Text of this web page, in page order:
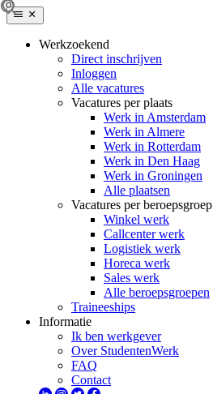
Werkzoekend
Direct inschrijven
Inloggen
Alle vacatures
Vacatures per plaats
Werk in Amsterdam
Werk in Almere
Werk in Rotterdam
Werk in Den Haag
Werk in Groningen
Alle plaatsen
Vacatures per beroepsgroep
Winkel werk
Callcenter werk
Logistiek werk
Horeca werk
Sales werk
Alle beroepsgroepen
Traineeships
Informatie
Ik ben werkgever
Over StudentenWerk
FAQ
Contact